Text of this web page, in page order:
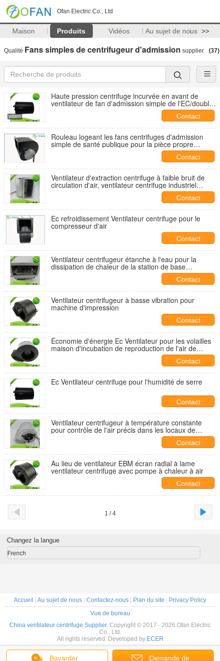
Ofan Electric Co., Ltd
Maison Produits Vidéos Au sujet de nous >>
Qualité Fans simples de centrifugeur d'admission supplier. (37)
Haute pression centrifuge incurvée en avant de
ventilateur de fan d'admission simple de l'EC/double
Contact
Rouleau logeant les fans centrifuges d'admission
simple de santé publique pour la pièce propre
Contact
Ventilateur d'extraction centrifuge à faible bruit de
circulation d'air, ventilateur centrifuge industriel
Contact
Ec refroidissement Ventilateur centrifuge pour le
compresseur d'air
Contact
Ventilateur centrifugeur étanche à l'eau pour la
dissipation de chaleur de la station de base
Contact
Ventilateur centrifugeur à basse vibration pour
machine d'impression
Contact
Économie d'énergie Ec Ventilateur pour les volailles
maison d'incubation de reproduction de l'air de
Contact
Ec Ventilateur centrifuge pour l'humidité de serre
Contact
Ventilateur centrifugeur à température constante
pour contrôle de l'air précis dans les locaux de
Contact
Au lieu de ventilateur EBM écran radial à lame
ventilateur centrifuge avec pompe à chaleur à air
Contact
1 / 4
Bavarder Demande de
Changez la langue
French
Accueil Au sujet de nous Contactez-nous Plan du site
Privacy Policy
Vue de bureau
China ventilateur centrifuge Supplier. Copyright © 2017 - 2026 Ofan Electric
Co., Ltd.
All rights reserved. Developed by ECER